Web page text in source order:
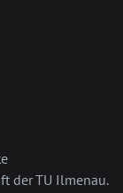
der TU Ilmenau.